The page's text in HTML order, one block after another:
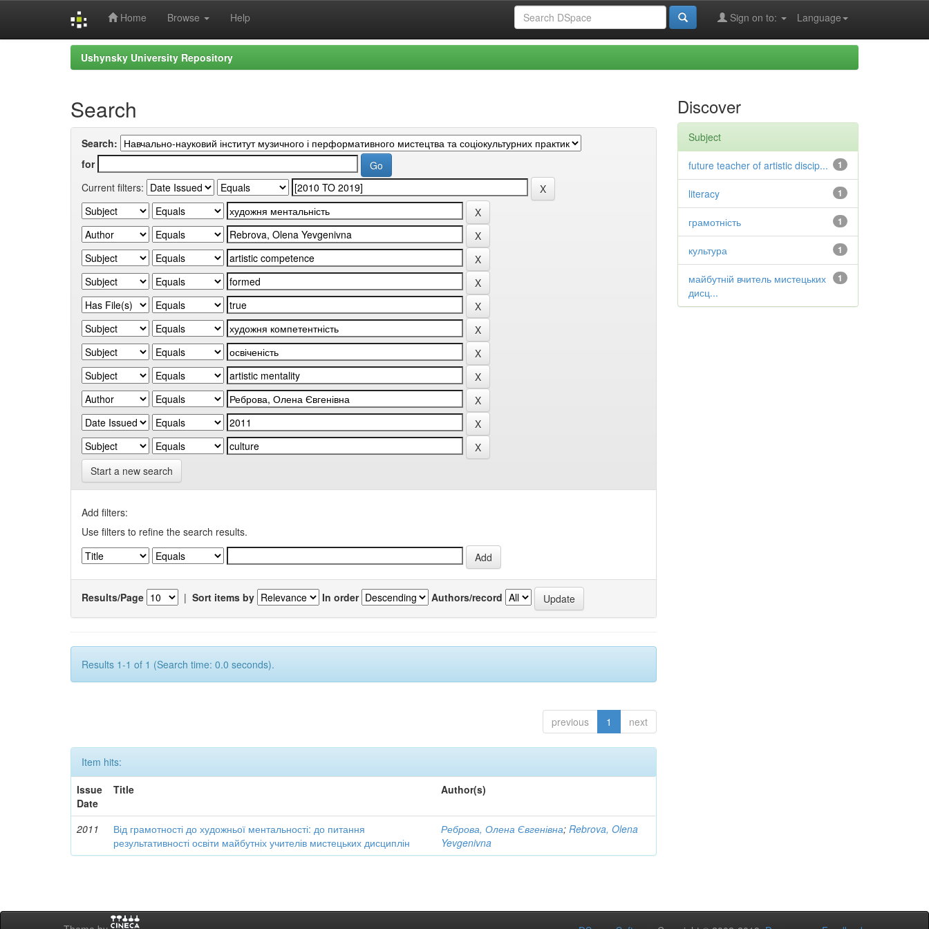
Home Browse Help Language
Sign on to:
Ushynsky University Repository
Search
Search:
for
Current filters:
Start a new search
Add filters:
Use filters to refine the search results.
Results/Page | Sort items by In order Authors/record
Results 1-1 of 1 (Search time: 0.0 seconds).
previous 1 next
Item hits:
Issue
Date
Title Author(s)
2011
Від грамотності до художньої ментальності: до питання
результативності освіти майбутніх учителів мистецьких дисциплін
Реброва, Олена Євгенівна;Rebrova, Olena
Yevgenivna
Discover
Subject
1
future teacher of artistic discip...
1
literacy
1
грамотність
1
культура
1
майбутній вчитель мистецьких
дисц...